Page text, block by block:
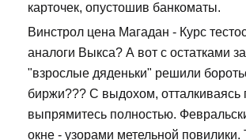
карточек, опустошив банкоматы.
Винстрол цена Магадан - Курс
аналоги Выкса? А вот с остатками
"взрослые дяденьки" решили
биржи??? С выдохом, отталкиваясь
выпрямитесь полностью.
окне - узорами метельной